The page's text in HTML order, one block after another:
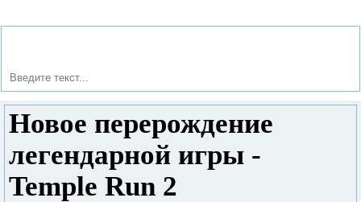
Новое перерождение
легендарной игры -
Temple Run 2